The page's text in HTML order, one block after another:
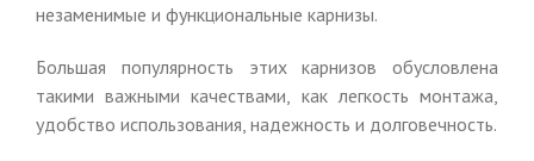
незаменимые и функциональные карнизы.
Большая популярность этих карнизов обусловлена
такими важными качествами, как легкость монтажа,
удобство использования, надежность и долговечность.